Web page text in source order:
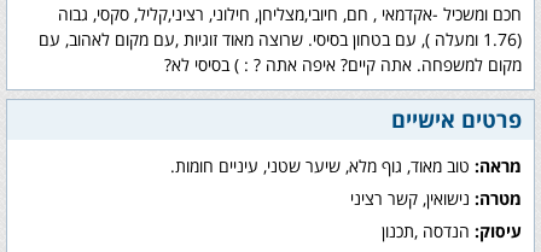
חכם ומשכיל -אקדמאי , חם, חיובי,מצליחן, חילוני, רציני,קליל, סקסי, גבוה
(1.76 ומעלה ), עם בטחון בסיסי. שרוצה מאוד זוגיות ,עם מקום לאהוב, עם
מקום למשפחה. אתה קיים? איפה אתה ? : ) בסיסי לא?
פרטים אישיים
מראה: טוב מאוד, גוף מלא, שיער שטני, עיניים חומות.
מטרה: נישואין, קשר רציני
עיסוק: הנדסה ,תכנון